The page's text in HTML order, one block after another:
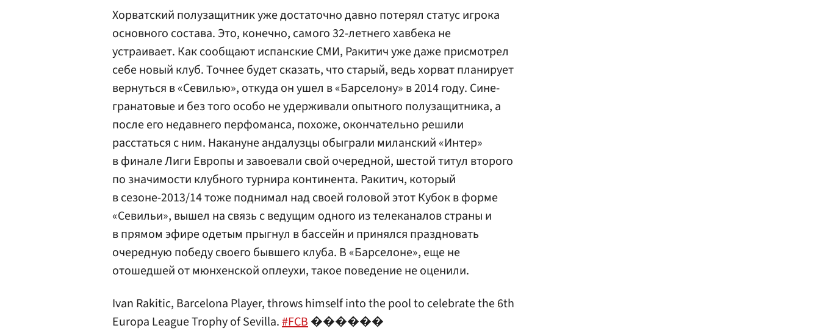
Хорватский полузащитник уже достаточно давно потерял статус игрока
основного состава. Это, конечно, самого 32-летнего хавбека не
устраивает. Как сообщают испанские СМИ, Ракитич уже даже присмотрел
себе новый клуб. Точнее будет сказать, что старый, ведь хорват планирует
вернуться в «Севилью», откуда он ушел в «Барселону» в 2014 году. Сине-
гранатовые и без того особо не удерживали опытного полузащитника, а
после его недавнего перфоманса, похоже, окончательно решили
расстаться с ним. Накануне андалузцы обыграли миланский «Интер»
в финале Лиги Европы и завоевали свой очередной, шестой титул второго
по значимости клубного турнира континента. Ракитич, который
в сезоне-2013/14 тоже поднимал над своей головой этот Кубок в форме
«Севильи», вышел на связь с ведущим одного из телеканалов страны и
в прямом эфире одетым прыгнул в бассейн и принялся праздновать
очередную победу своего бывшего клуба. В «Барселоне», еще не
отошедшей от мюнхенской оплеухи, такое поведение не оценили.
Ivan Rakitic, Barcelona Player, throws himself into the pool to celebrate the 6th
Europa League Trophy of Sevilla.#FCB������